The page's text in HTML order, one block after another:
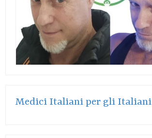
Medici Italiani per gli Italiani